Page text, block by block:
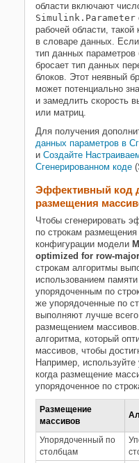
области включают
Simulink.Parameter
рабочей области, такой
в словаре данных.
тип данных параметров
бросает тип данных
блоков. Этот неявный
может потенциально
и замедлить скорость
или матриц.
Для получения
данных параметров в
и Создайте
Сгенерированном коде
Эффективный код
размещения
Чтобы сгенерировать
по строкам
конфигурации модели
optimized for row-
строкам алгоритмы
использованием
упорядоченным по
же упорядоченные по
выполняют лучше
размещением
алгоритма, который
массивов, чтобы
Например,
когда размещение
упорядоченное по
Размещение
массивов
Упорядоченный по
столбцам